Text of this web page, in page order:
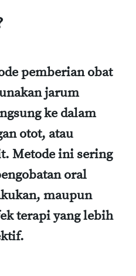
pemberian obat
jarum
ke dalam
otot, atau
Metode ini sering
oral
maupun
terapi yang lebih